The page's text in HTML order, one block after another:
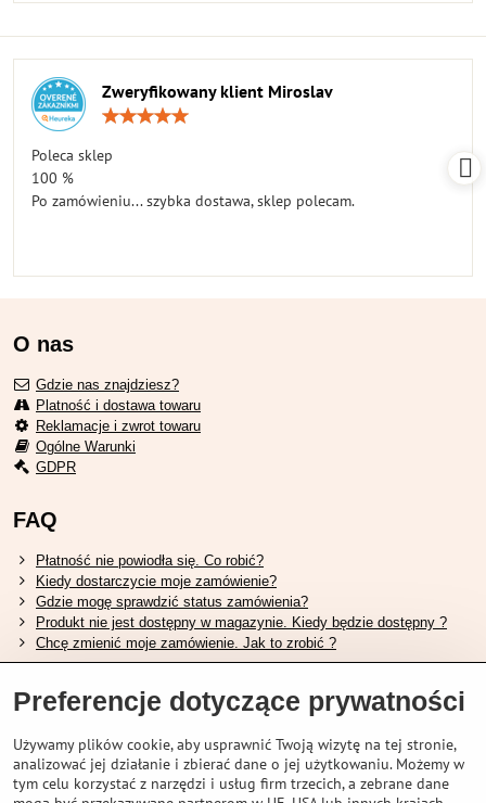
Zweryfikowany klient Miroslav
Poleca sklep
100 %
Po zamówieniu... szybka dostawa, sklep polecam.
O nas
Gdzie nas znajdziesz?
Platność i dostawa towaru
Reklamacje i zwrot towaru
Ogólne Warunki
GDPR
FAQ
Płatność nie powiodła się. Co robić?
Kiedy dostarczycie moje zamówienie?
Gdzie mogę sprawdzić status zamówienia?
Produkt nie jest dostępny w magazynie. Kiedy będzie dostępny ?
Chcę zmienić moje zamówienie. Jak to zrobić ?
Przydatne linki
Tabela rozmiarów butów Shimano.
Jak wybrać odpowiedni widelec amortyzowany.
Jak wybrać odpowiedni rozmiar kasku?
Przewodnik po akumulatorach Shimano.
Preferencje dotyczące prywatności
Używamy plików cookie, aby usprawnić Twoją wizytę na tej stronie,
analizować jej działanie i zbierać dane o jej użytkowaniu. Możemy w
tym celu korzystać z narzędzi i usług firm trzecich, a zebrane dane